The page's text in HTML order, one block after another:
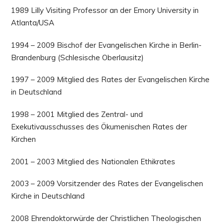
1989 Lilly Visiting Professor an der Emory University in
Atlanta/USA
1994 – 2009 Bischof der Evangelischen Kirche in Berlin-
Brandenburg (Schlesische Oberlausitz)
1997 – 2009 Mitglied des Rates der Evangelischen Kirche
in Deutschland
1998 – 2001 Mitglied des Zentral- und
Exekutivausschusses des Ökumenischen Rates der
Kirchen
2001 – 2003 Mitglied des Nationalen Ethikrates
2003 – 2009 Vorsitzender des Rates der Evangelischen
Kirche in Deutschland
2008 Ehrendoktorwürde der Christlichen Theologischen